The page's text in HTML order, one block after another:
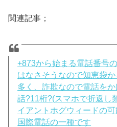
関連記事；
+873から始まる電話番号
はなさそうなので知恵袋
多く、詐欺なので電話を
話?11桁?(スマホで折返し
イアントホグウィードの
国際電話の一種です